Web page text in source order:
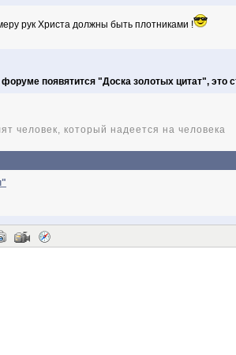
рук Христа должны быть плотниками !
появятится "Доска золотых цитат", это
человек, который надеется на человека